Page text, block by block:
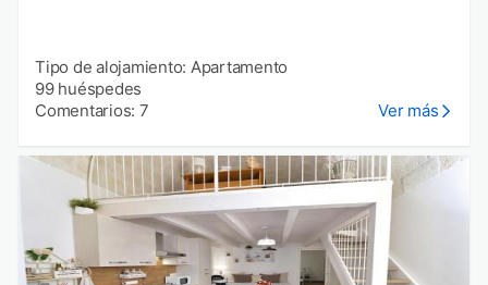
Tipo de alojamiento: Apartamento
99 huéspedes
Comentarios: 7
Ver más